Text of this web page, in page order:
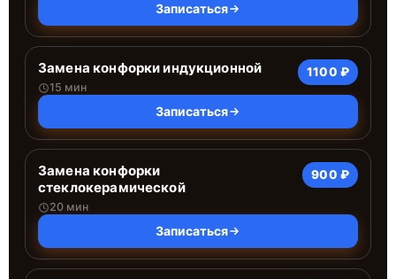
Записаться
Замена конфорки индукционной
15 мин
1100 ₽
Записаться
Замена конфорки
стеклокерамической
20 мин
900 ₽
Записаться